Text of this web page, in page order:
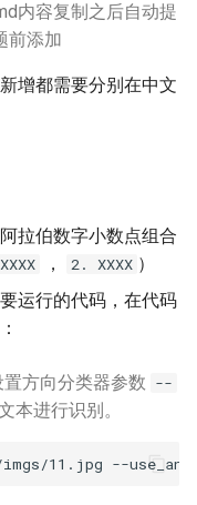
内容复制之后自动提
前添加
增都需要分别在中文
拉伯数字小数点组合
， 2. XXXX ）
运行的代码，在代码
方向分类器参数 --
本进行识别。
11.jpg --